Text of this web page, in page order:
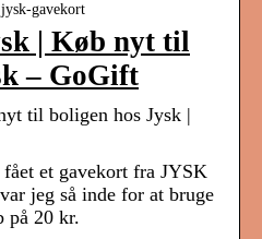
gavekort
| Køb nyt til
– GoGift
til boligen hos Jysk |
et gavekort fra JYSK
jeg så inde for at bruge
på 20 kr.